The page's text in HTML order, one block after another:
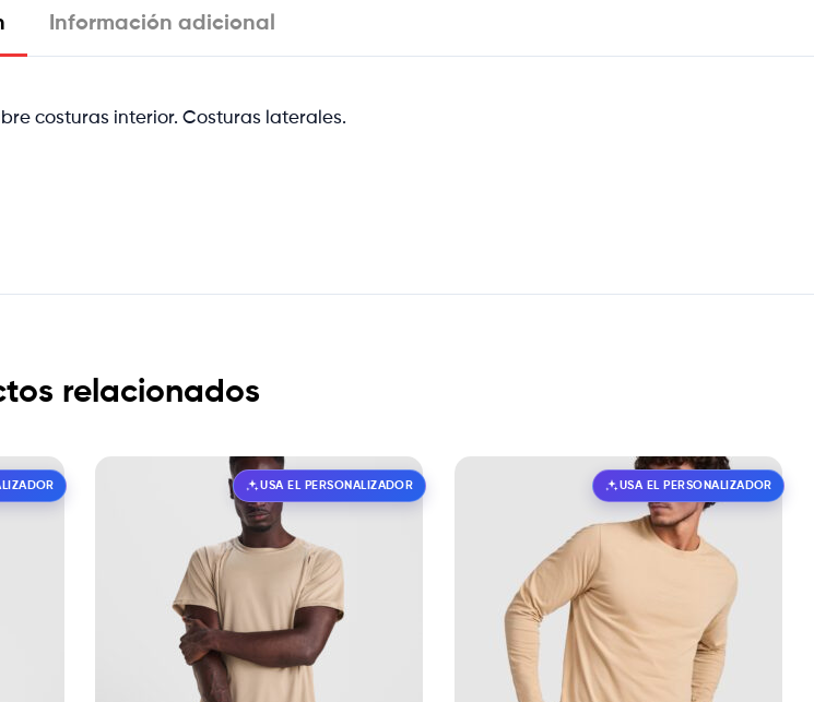
Información adicional
costuras interior. Costuras laterales.
relacionados
USA EL PERSONALIZADOR USA EL PERSONALIZADOR